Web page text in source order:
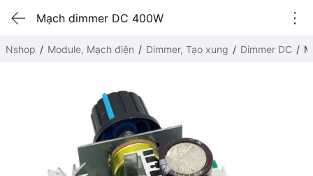
Mạch dimmer DC 400W
Nshop Module, Mạch điện Dimmer, Tạo xung Dimmer DC